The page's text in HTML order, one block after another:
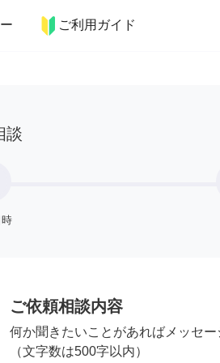
ご利用ガイド
ペット 料理
談
ご依頼相談内容
何か聞きたいことがあればメッセ
（文字数は500字以内）